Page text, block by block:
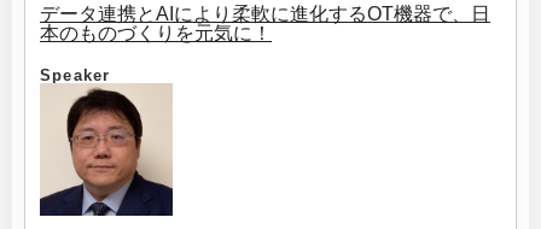
データ連携とAIにより柔軟に進化するOT機器で、日
本のものづくりを元気に！
Speaker